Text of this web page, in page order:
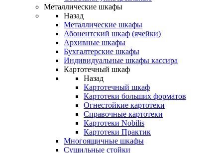
Металлические шкафы
Назад
Металлические шкафы
Абонентский шкаф (ячейки)
Архивные шкафы
Бухгалтерские шкафы
Индивидуальные шкафы кассира
Картотечный шкаф
Назад
Картотечный шкаф
Картотеки больших форматов
Огнестойкие картотеки
Справочные картотеки
Картотеки Nobilis
Картотеки Практик
Многоящичные шкафы
Сушильные стойки